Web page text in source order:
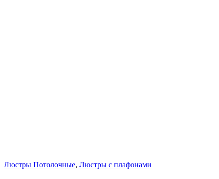
Люстры Потолочные, Люстры с плафонами